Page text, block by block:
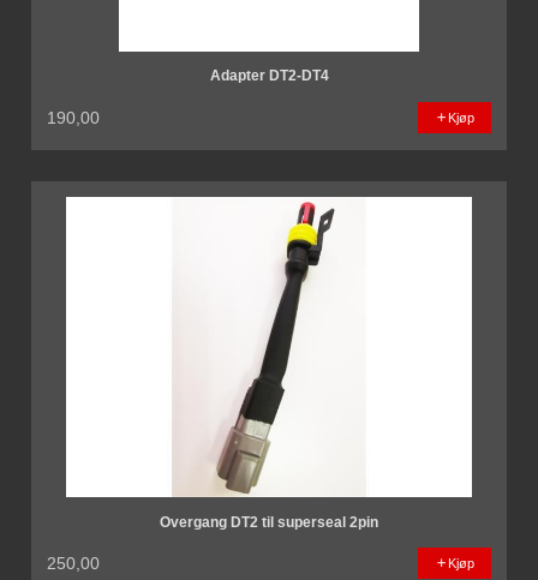
Adapter DT2-DT4
190,00 Kjøp
Overgang DT2 til superseal 2pin
250,00 Kjøp